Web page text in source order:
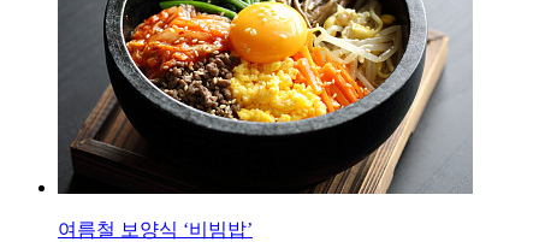
여름철 보양식 ‘비빔밥’